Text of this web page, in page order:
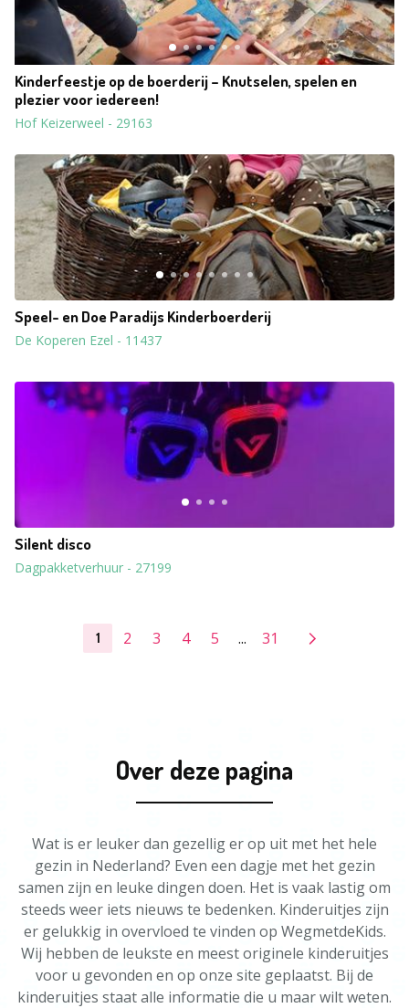
Kinderfeestje op de boerderij – Knutselen, spelen en
plezier voor iedereen!
Hof Keizerweel - 29163
Speel- en Doe Paradijs Kinderboerderij
De Koperen Ezel - 11437
Silent disco
Dagpakketverhuur - 27199
1 2 3 4 5 ... 31
Over deze pagina
Wat is er leuker dan gezellig er op uit met het hele
gezin in Nederland? Even een dagje met het gezin
samen zijn en leuke dingen doen. Het is vaak lastig om
steeds weer iets nieuws te bedenken. Kinderuitjes zijn
er gelukkig in overvloed te vinden op WegmetdeKids.
Wij hebben de leukste en meest originele kinderuitjes
voor u gevonden en op onze site geplaatst. Bij de
kinderuitjes staat alle informatie die u maar wilt weten.